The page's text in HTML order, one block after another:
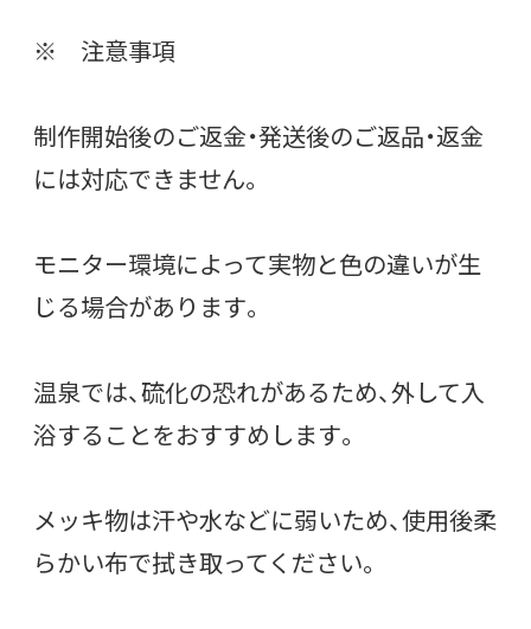
※ 注意事項
制作開始後のご返金・発送後のご返品・返金
には対応できません。
モニター環境によって実物と色の違いが生
じる場合があります。
温泉では、硫化の恐れがあるため、外して入
浴することをおすすめします。
メッキ物は汗や水などに弱いため、使用後柔
らかい布で拭き取ってください。